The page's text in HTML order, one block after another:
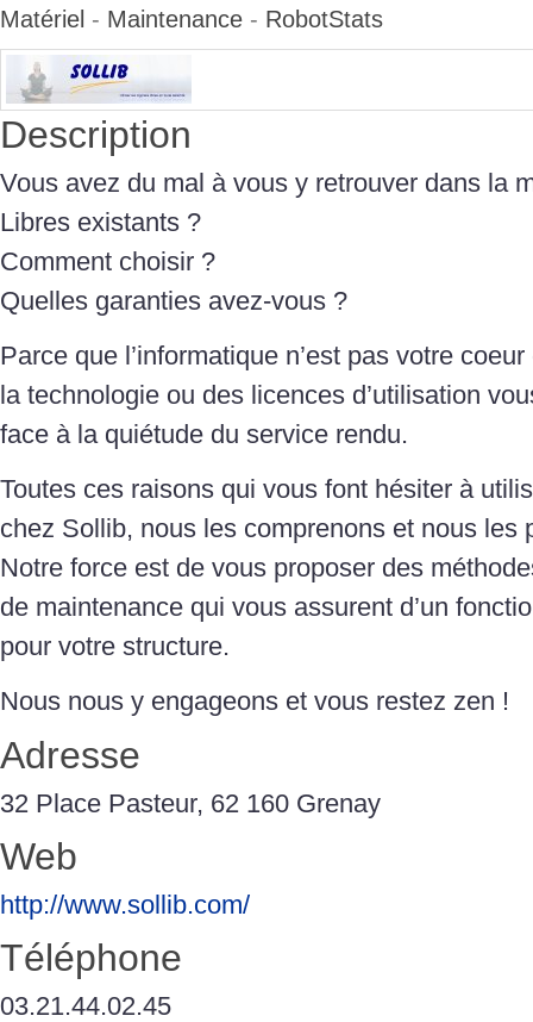
Matériel - Maintenance - RobotStats
Description
Vous avez du mal à vous y retrouver dans la
Libres existants ?
Comment choisir ?
Quelles garanties avez-vous ?
Parce que l’informatique n’est pas votre
la technologie ou des licences d’utilisation
face à la quiétude du service rendu.
Toutes ces raisons qui vous font hésiter à
chez Sollib, nous les comprenons et nous les
Notre force est de vous proposer des
de maintenance qui vous assurent d’un
pour votre structure.
Nous nous y engageons et vous restez zen !
Adresse
32 Place Pasteur, 62 160 Grenay
Web
http://www.sollib.com/
Téléphone
03.21.44.02.45